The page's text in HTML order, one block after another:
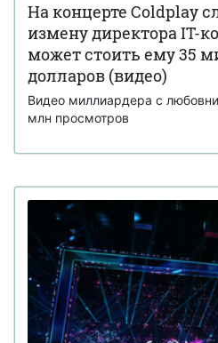
На концерте Coldplay
измену директора IT-
может стоить ему 35
долларов (видео)
Видео миллиардера с
млн просмотров